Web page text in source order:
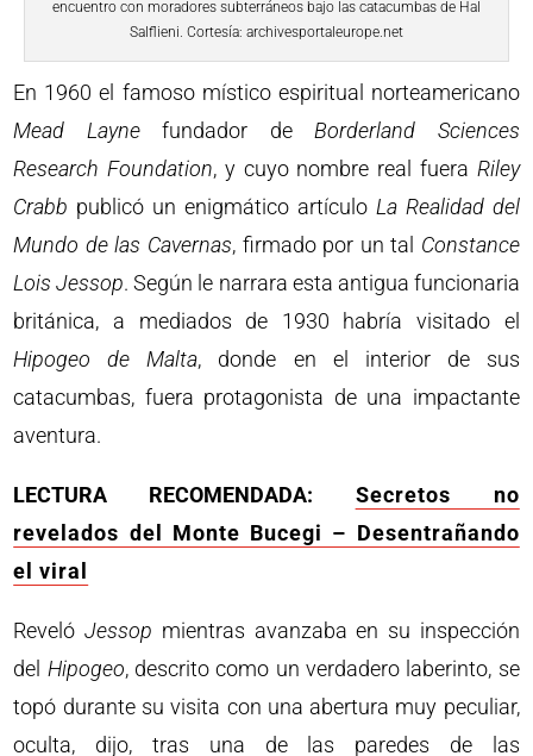
encuentro con moradores subterráneos bajo las catacumbas de Hal
Salflieni. Cortesía: archivesportaleurope.net
En 1960 el famoso místico espiritual norteamericano
Mead Laynefundador deBorderland Sciences
Research Foundation, y cuyo nombre real fuera Riley
Crabb publicó un enigmático artículo La Realidad del
Mundo de las Cavernas, firmado por un tal Constance
Lois Jessop. Según le narrara esta antigua funcionaria
británica, a mediados de 1930 habría visitado el
Hipogeo de Malta, donde en el interior de sus
catacumbas, fuera protagonista de una impactante
aventura.
LECTURA RECOMENDADA: Secretos no
revelados del Monte Bucegi – Desentrañando
el viral
Reveló Jessop mientras avanzaba en su inspección
del Hipogeo, descrito como un verdadero laberinto, se
topó durante su visita con una abertura muy peculiar,
oculta, dijo, tras una de las paredes de las